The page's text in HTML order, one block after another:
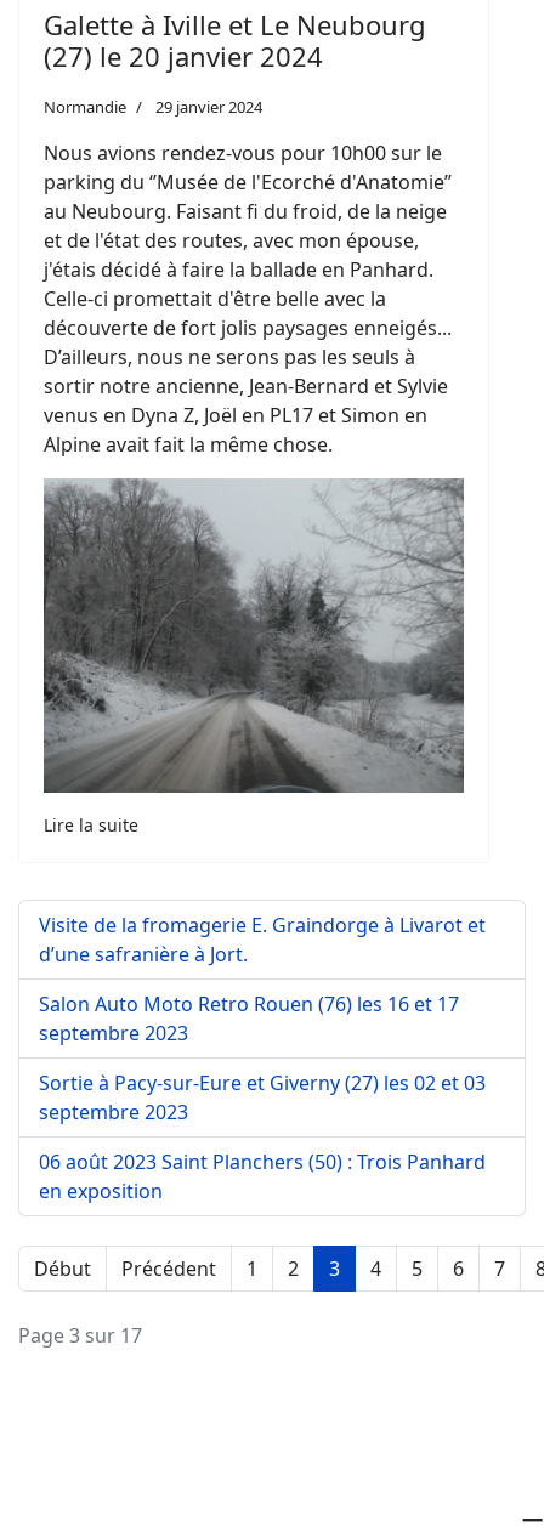
Galette à Iville et Le Neubourg
(27) le 20 janvier 2024
Normandie 29 janvier 2024
Nous avions rendez-vous pour 10h00 sur le
parking du ‘’Musée de l'Ecorché d'Anatomie’’
au Neubourg. Faisant fi du froid, de la neige
et de l'état des routes, avec mon épouse,
j'étais décidé à faire la ballade en Panhard.
Celle-ci promettait d'être belle avec la
découverte de fort jolis paysages enneigés...
D’ailleurs, nous ne serons pas les seuls à
sortir notre ancienne, Jean-Bernard et Sylvie
venus en Dyna Z, Joël en PL17 et Simon en
Alpine avait fait la même chose.
Lire la suite
Visite de la fromagerie E. Graindorge à Livarot et
d’une safranière à Jort.
Salon Auto Moto Retro Rouen (76) les 16 et 17
septembre 2023
Sortie à Pacy-sur-Eure et Giverny (27) les 02 et 03
septembre 2023
06 août 2023 Saint Planchers (50) : Trois Panhard
en exposition
Début Précédent 1 2 3 4 5 6 7
Page 3 sur 17